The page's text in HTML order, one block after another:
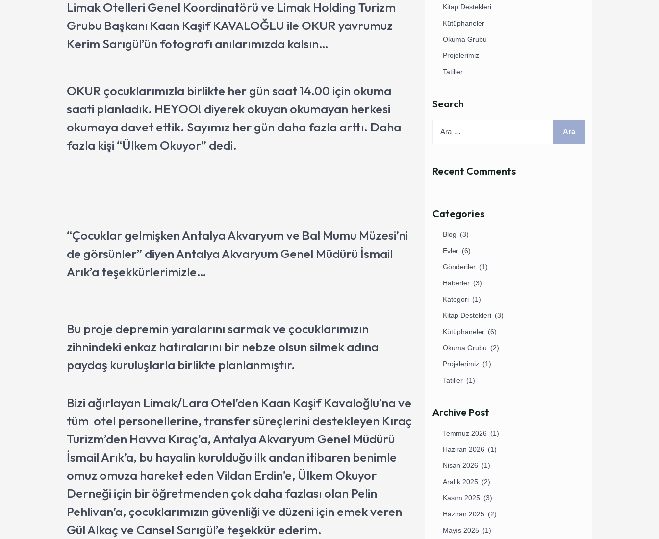
Limak Otelleri Genel Koordinatörü ve Limak Holding Turizm
Grubu Başkanı Kaan Kaşif KAVALOĞLU ile OKUR yavrumuz
Kerim Sarıgül’ün fotografı anılarımızda kalsın…
OKUR çocuklarımızla birlikte her gün saat 14.00 için okuma
saati planladık. HEYOO! diyerek okuyan okumayan herkesi
okumaya davet ettik. Sayımız her gün daha fazla arttı. Daha
fazla kişi “Ülkem Okuyor” dedi.
“Çocuklar gelmişken Antalya Akvaryum ve Bal Mumu Müzesi’ni
de görsünler” diyen Antalya Akvaryum Genel Müdürü İsmail
Arık’a teşekkürlerimizle…
Bu proje depremin yaralarını sarmak ve çocuklarımızın
zihnindeki enkaz hatıralarını bir nebze olsun silmek adına
paydaş kuruluşlarla birlikte planlanmıştır.
Bizi ağırlayan Limak/Lara Otel’den Kaan Kaşif Kavaloğlu’na ve
tüm otel personellerine, transfer süreçlerini destekleyen Kıraç
Turizm’den Havva Kıraç’a, Antalya Akvaryum Genel Müdürü
İsmail Arık’a, bu hayalin kurulduğu ilk andan itibaren benimle
omuz omuza hareket eden Vildan Erdin’e, Ülkem Okuyor
Derneği için bir öğretmenden çok daha fazlası olan Pelin
Pehlivan’a, çocuklarımızın güvenliği ve düzeni için emek veren
Gül Alkaç ve Cansel Sarıgül’e teşekkür ederim.
Kitap Destekleri
Kütüphaneler
Okuma Grubu
Projelerimiz
Tatiller
Search
Recent Comments
Categories
Blog (3)
Evler (6)
Gönderiler (1)
Haberler (3)
Kategori (1)
Kitap Destekleri (3)
Kütüphaneler (6)
Okuma Grubu (2)
Projelerimiz (1)
Tatiller (1)
Archive Post
Temmuz 2026 (1)
Haziran 2026 (1)
Nisan 2026 (1)
Aralık 2025 (2)
Kasım 2025 (3)
Haziran 2025 (2)
Mayıs 2025 (1)